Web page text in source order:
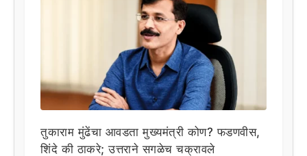
तुकाराम मुंढेंचा आवडता मुख्यमंत्री कोण? फडणवीस,
शिंदे की ठाकरे; उत्तराने सगळेच चक्रावले